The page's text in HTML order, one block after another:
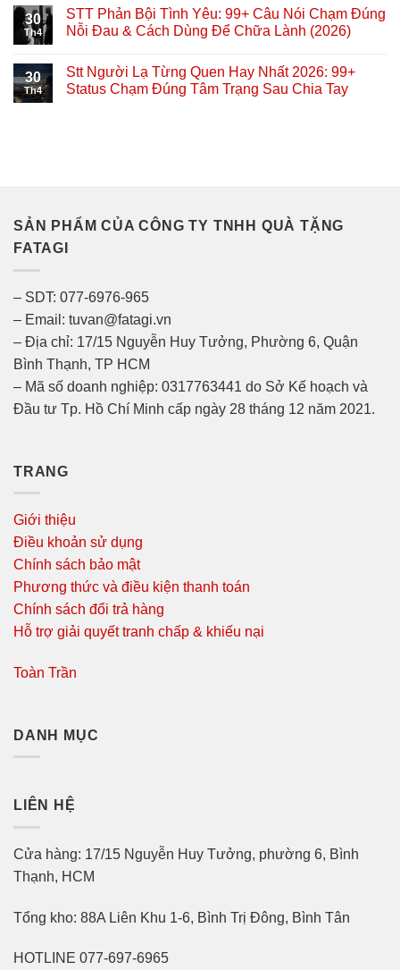
30
Th4
STT Phản Bội Tình Yêu: 99+ Câu Nói Chạm Đúng
Nỗi Đau & Cách Dùng Để Chữa Lành (2026)
30
Th4
Stt Người Lạ Từng Quen Hay Nhất 2026: 99+
Status Chạm Đúng Tâm Trạng Sau Chia Tay
SẢN PHẨM CỦA CÔNG TY TNHH QUÀ TẶNG
FATAGI
– SDT: 077-6976-965
– Email: tuvan@fatagi.vn
– Địa chỉ: 17/15 Nguyễn Huy Tưởng, Phường 6, Quận
Bình Thạnh, TP HCM
– Mã số doanh nghiệp: 0317763441 do Sở Kế hoạch và
Đầu tư Tp. Hồ Chí Minh cấp ngày 28 tháng 12 năm 2021.
TRANG
Giới thiệu
Điều khoản sử dụng
Chính sách bảo mật
Phương thức và điều kiện thanh toán
Chính sách đổi trả hàng
Hỗ trợ giải quyết tranh chấp & khiếu nại
Toàn Trần
DANH MỤC
LIÊN HỆ
Cửa hàng: 17/15 Nguyễn Huy Tưởng, phường 6, Bình
Thạnh, HCM
Tổng kho: 88A Liên Khu 1-6, Bình Trị Đông, Bình Tân
HOTLINE 077-697-6965